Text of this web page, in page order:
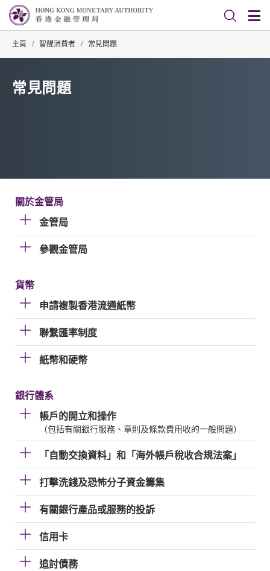
主頁 / 智醒消費者 / 常見問題
常見問題
關於金管局
金管局
參觀金管局
貨幣
申請複製香港流通紙幣
聯繫匯率制度
紙幣和硬幣
銀行體系
帳戶的開立和操作
（包括有關銀行服務、章則及條款費用收的一般問題）
「自動交換資料」和「海外帳戶稅收合規法案」
打擊洗錢及恐怖分子資金籌集
有關銀行產品或服務的投訴
信用卡
追討債務